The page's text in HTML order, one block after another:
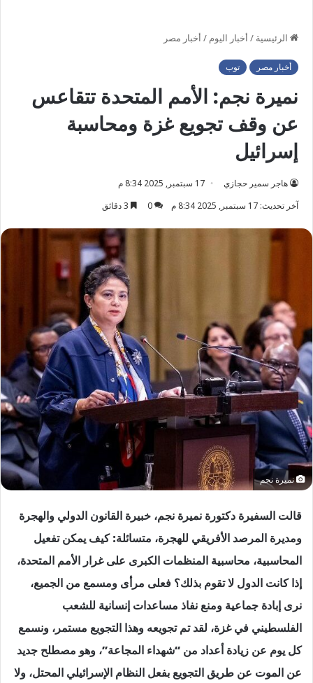
الرئيسية / أخبار اليوم / أخبار مصر
أخبار مصر توب
نميرة نجم: الأمم المتحدة تتقاعس
عن وقف تجويع غزة ومحاسبة
إسرائيل
هاجر سمير حجازي
17 سبتمبر, 2025 8:34 م
آخر تحديث: 17 سبتمبر, 2025 8:34 م
0
نميرة نجم
قالت السفيرة دكتورة نميرة نجم، خبيرة القانون الدولي والهجرة
ومديرة المرصد الأفريقي للهجرة، متسائلة: كيف يمكن تفعيل
المحاسبية، محاسبية المنظمات الكبرى على غرار الأمم المتحدة،
إذا كانت الدول لا تقوم بذلك؟ فعلى مرأى ومسمع من الجميع،
نرى إبادة جماعية ومنع نفاذ مساعدات إنسانية للشعب
الفلسطيني في غزة، لقد تم تجويعه وهذا التجويع مستمر، ونسمع
كل يوم عن زيادة أعداد من “شهداء المجاعة”، وهو مصطلح جديد
عن الموت عن طريق التجويع بفعل النظام الإسرائيلي المحتل، ولا